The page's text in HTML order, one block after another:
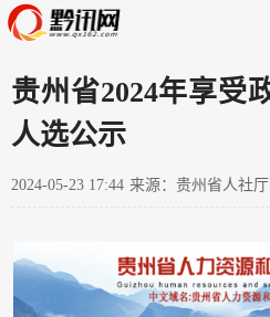
贵州省2024年享受
人选公示
2024-05-23 17:44 来源：贵州省人社